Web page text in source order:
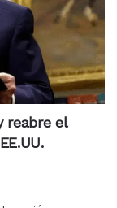
reabre el